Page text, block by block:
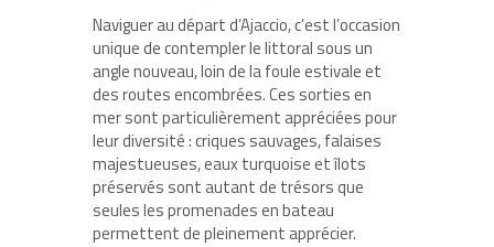
Naviguer au départ d’Ajaccio, c’est l’occasion
unique de contempler le littoral sous un
angle nouveau, loin de la foule estivale et
des routes encombrées. Ces sorties en
mer sont particulièrement appréciées pour
leur diversité : criques sauvages, falaises
majestueuses, eaux turquoise et îlots
préservés sont autant de trésors que
seules les promenades en bateau
permettent de pleinement apprécier.